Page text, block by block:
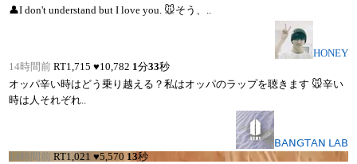
👤I don't understand but I love you. 🐭そう、..
HONEY
14時間前 RT1,715♥10,782 1分33秒
オッパ辛い時はどう乗り越える？私はオッパのラップを聴きます 🐭辛い
時は人それぞれ..
𝖡‌𝖠‌𝖭‌𝖦‌𝖳‌𝖠‌𝖭 𝖫‌𝖠‌𝖡
14時間前 RT1,021♥5,570 13秒